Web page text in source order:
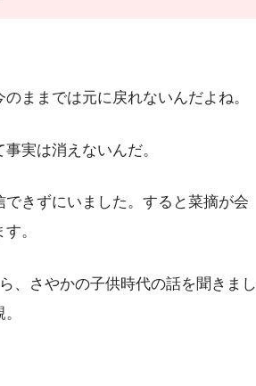
ままでは元に戻れないんだよね。
実は消えないんだ。
きずにいました。すると菜摘が会
。
、さやかの子供時代の話を聞きまし